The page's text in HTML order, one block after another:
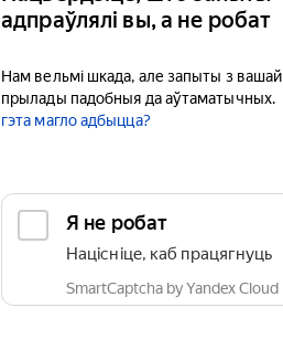
адпраўлялі вы, а не робат
Нам вельмі шкада, але запыты з вашай
прылады падобныя да аўтаматычных.
гэта магло адбыцца?
Я не робат
Націсніце, каб працягнуць
SmartCaptcha by Yandex Cloud